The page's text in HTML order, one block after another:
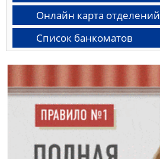
Онлайн карта отделений
Список банкоматов